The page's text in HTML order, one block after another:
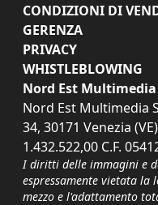
CONDIZIONI DI
GERENZA
PRIVACY
WHISTLEBLOWING
Nord Est Multimedia
Nord Est Multimedia
34, 30171 Venezia
1.432.522,00 C.F.
I diritti delle immagini e
espressamente vietata la
mezzo e l'adattamento